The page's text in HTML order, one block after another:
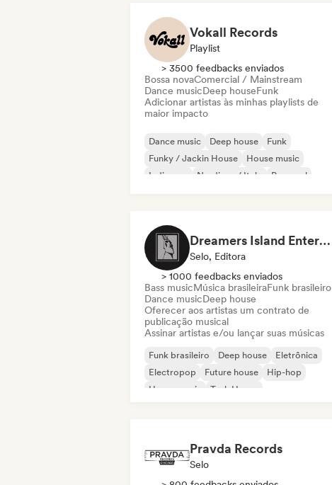
Vokall Records
Playlist
> 3500 feedbacks enviados
Bossa novaComercial / Mainstream
Dance musicDeep houseFunk
Adicionar artistas às minhas playlists de
maior impacto
Dance music Deep house
Funk
Funky / Jackin House
House music
Indie pop
Nu-disco / Italo Pop soul
Dreamers Island Entertainment
Selo, Editora
> 1000 feedbacks enviados
Bass musicMúsica brasileiraFunk brasileiro
Dance musicDeep house
Oferecer aos artistas um contrato de
publicação musical
Assinar artistas e/ou lançar suas músicas
Funk brasileiro Deep house
Eletrônica
Electropop
Future house
Hip-hop
House music
Tech House
Pravda Records
Selo